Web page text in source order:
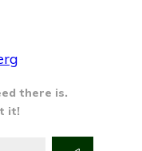
there is.
it!